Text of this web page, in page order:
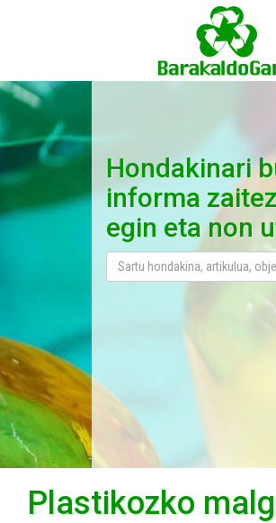
Hondakinari
informa
egin eta non
Plastikozko